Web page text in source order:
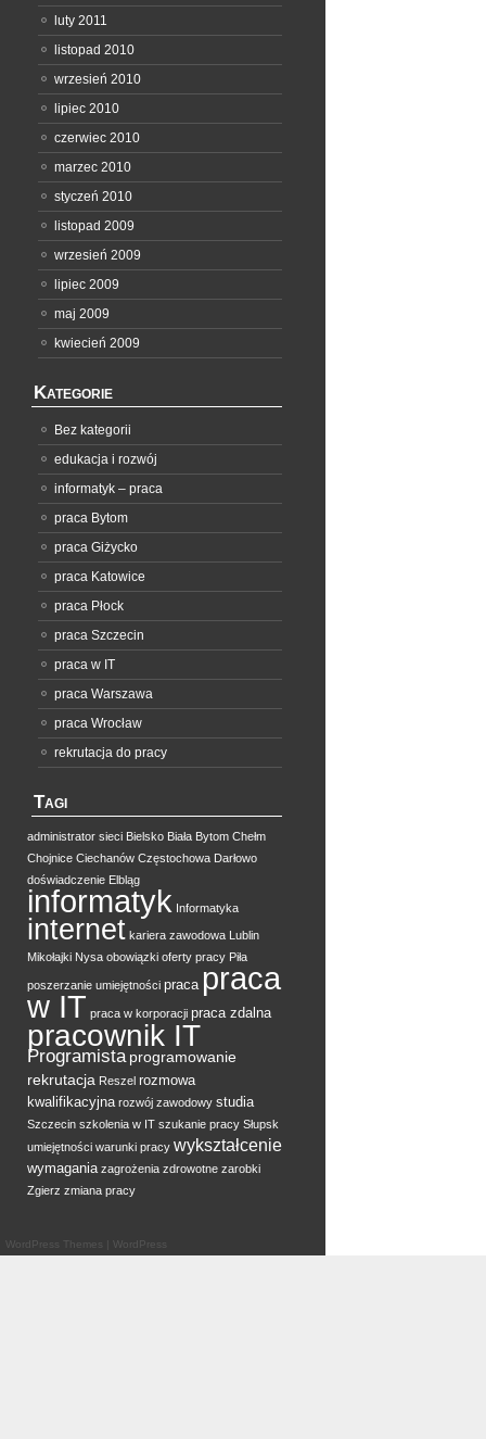
luty 2011
listopad 2010
wrzesień 2010
lipiec 2010
czerwiec 2010
marzec 2010
styczeń 2010
listopad 2009
wrzesień 2009
lipiec 2009
maj 2009
kwiecień 2009
Kategorie
Bez kategorii
edukacja i rozwój
informatyk – praca
praca Bytom
praca Giżycko
praca Katowice
praca Płock
praca Szczecin
praca w IT
praca Warszawa
praca Wrocław
rekrutacja do pracy
Tagi
administrator sieci Bielsko Biała Bytom Chełm
Chojnice Ciechanów Częstochowa Darłowo
doświadczenie Elbląg
informatyk Informatyka
internet kariera zawodowa Lublin
Mikołajki Nysa obowiązki oferty pracy Piła
poszerzanie umiejętności praca praca
w IT praca w korporacji praca zdalna
pracownik IT
Programista programowanie
rekrutacja Reszel rozmowa
kwalifikacyjna rozwój zawodowy studia
Szczecin szkolenia w IT szukanie pracy Słupsk
umiejętności warunki pracy wykształcenie
wymagania zagrożenia zdrowotne zarobki
Zgierz zmiana pracy
WordPress Themes WordPress